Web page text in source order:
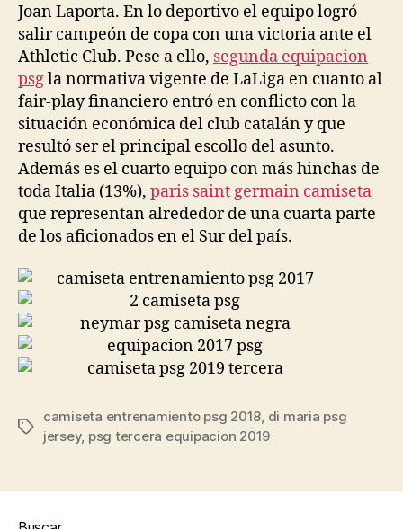
Joan Laporta. En lo deportivo el equipo logró
salir campeón de copa con una victoria ante el
Athletic Club. Pese a ello, segunda equipacion
psgla normativa vigente de LaLiga en cuanto al
fair-play financiero entró en conflicto con la
situación económica del club catalán y que
resultó ser el principal escollo del asunto.
Además es el cuarto equipo con más hinchas de
toda Italia (13%), paris saint germain camiseta
que representan alrededor de una cuarta parte
de los aficionados en el Sur del país.
Etiquetas
camiseta entrenamiento psg 2018, di maria psg
jersey, psg tercera equipacion 2019